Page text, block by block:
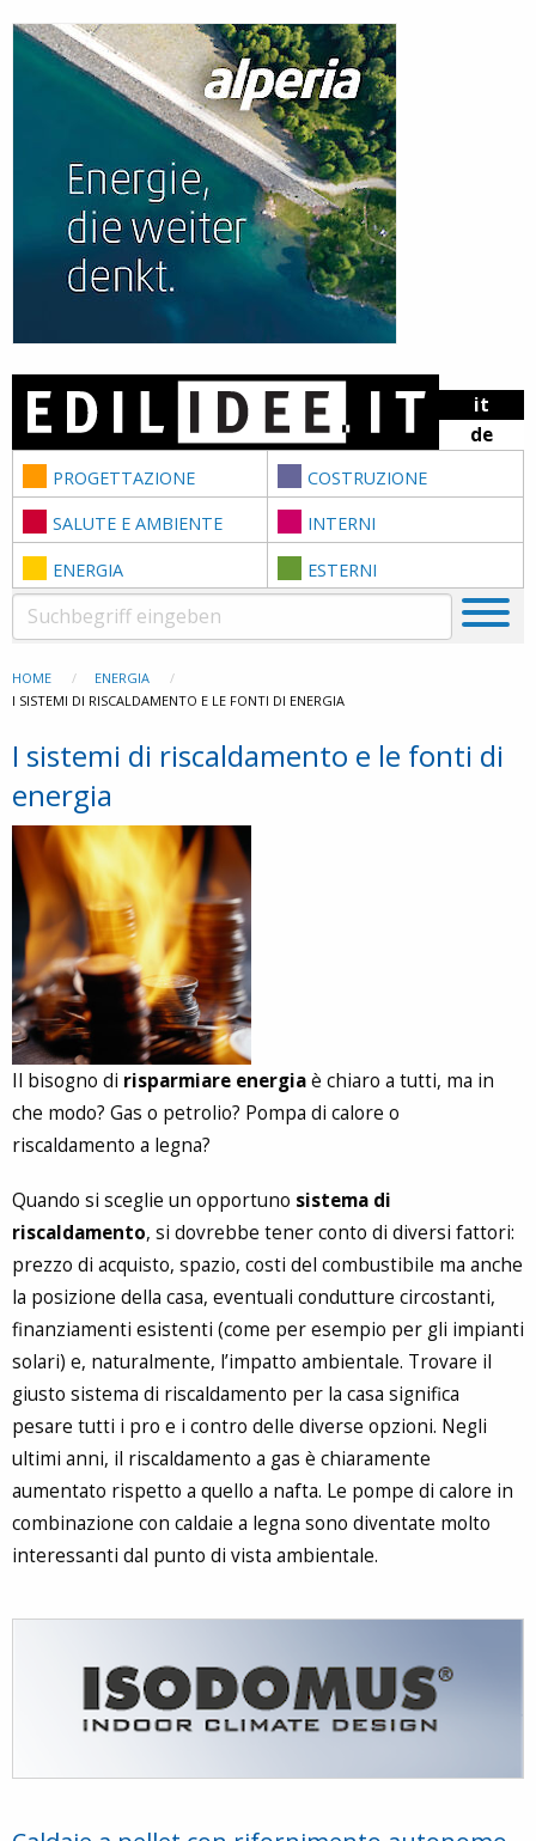
Skip to content
it
de
PROGETTAZIONE COSTRUZIONE
SALUTE E AMBIENTE INTERNI
ENERGIA ESTERNI
HOME
ENERGIA
I SISTEMI DI RISCALDAMENTO E LE FONTI DI ENERGIA
I sistemi di riscaldamento e le fonti di
energia
Il bisogno di risparmiare energiaè chiaro a tutti, ma in
che modo? Gas o petrolio? Pompa di calore o
riscaldamento a legna?
Quando si sceglie un opportuno sistema di
riscaldamento, si dovrebbe tener conto di diversi fattori:
prezzo di acquisto, spazio, costi del combustibile ma anche
la posizione della casa, eventuali condutture circostanti,
finanziamenti esistenti (come per esempio per gli impianti
solari) e, naturalmente, l’impatto ambientale. Trovare il
giusto sistema di riscaldamento per la casa significa
pesare tutti i pro e i contro delle diverse opzioni. Negli
ultimi anni, il riscaldamento a gas è chiaramente
aumentato rispetto a quello a nafta. Le pompe di calore in
combinazione con caldaie a legna sono diventate molto
interessanti dal punto di vista ambientale.